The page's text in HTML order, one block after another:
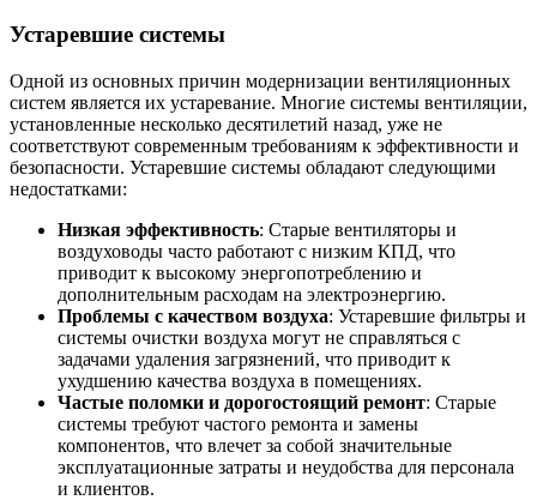
Устаревшие системы
Одной из основных причин модернизации вентиляционных
систем является их устаревание. Многие системы вентиляции,
установленные несколько десятилетий назад, уже не
соответствуют современным требованиям к эффективности и
безопасности. Устаревшие системы обладают следующими
недостатками:
Низкая эффективность: Старые вентиляторы и
воздуховоды часто работают с низким КПД, что
приводит к высокому энергопотреблению и
дополнительным расходам на электроэнергию.
Проблемы с качеством воздуха: Устаревшие фильтры и
системы очистки воздуха могут не справляться с
задачами удаления загрязнений, что приводит к
ухудшению качества воздуха в помещениях.
Частые поломки и дорогостоящий ремонт: Старые
системы требуют частого ремонта и замены
компонентов, что влечет за собой значительные
эксплуатационные затраты и неудобства для персонала
и клиентов.